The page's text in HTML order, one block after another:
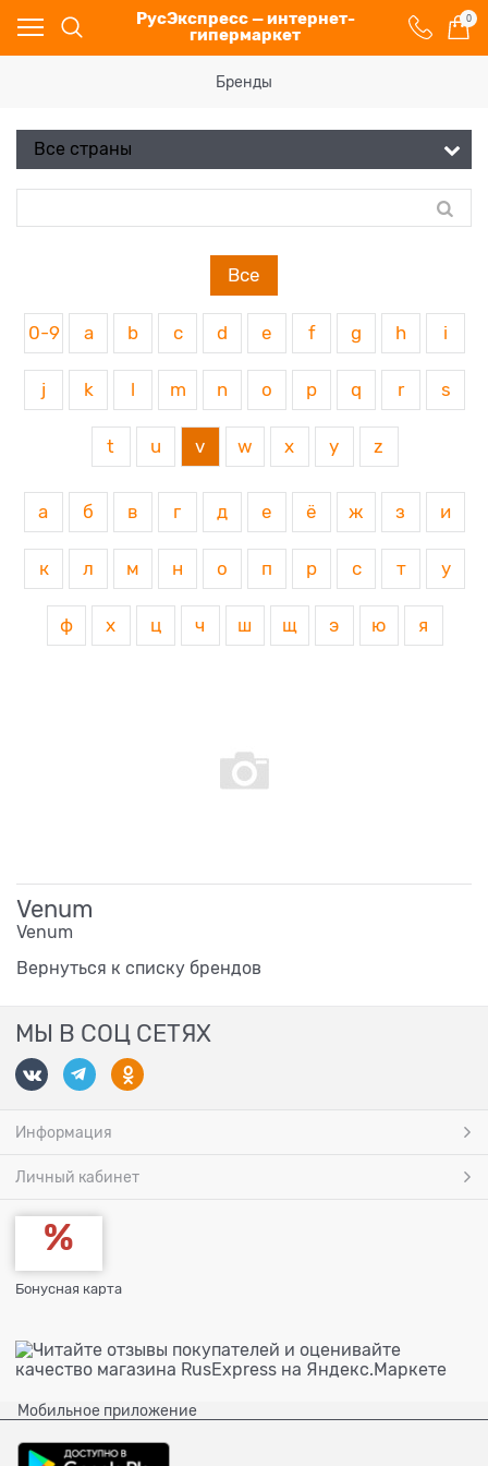
РусЭкспресс — интернет-
гипермаркет
0
Бренды
Все
0-9 a b c d e f g h i
j k m n o p q r s
t u v w x y z
а б в г д е ё ж з и
к л м н о п р с т у
ф х ц ч ш щ э ю я
Venum
Venum
Вернуться к списку брендов
МЫ В СОЦ СЕТЯХ
Информация
Личный кабинет
Бонусная карта
Мобильное приложение